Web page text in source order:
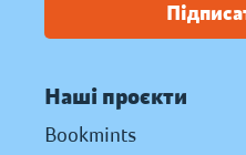
Наші проєкти
Bookmints